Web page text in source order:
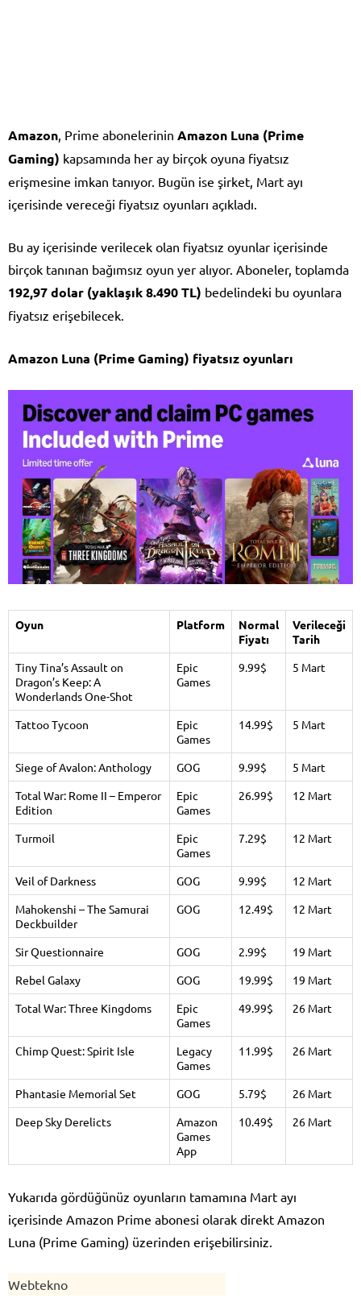
Amazon, Prime abonelerinin Amazon Luna (Prime
Gaming) kapsamında her ay birçok oyuna fiyatsız
erişmesine imkan tanıyor. Bugün ise şirket, Mart ayı
içerisinde vereceği fiyatsız oyunları açıkladı.
Bu ay içerisinde verilecek olan fiyatsız oyunlar içerisinde
birçok tanınan bağımsız oyun yer alıyor. Aboneler, toplamda
192,97 dolar (yaklaşık 8.490 TL) bedelindeki bu oyunlara
fiyatsız erişebilecek.
Amazon Luna (Prime Gaming) fiyatsız oyunları
Oyun Platform
Normal
Fiyatı
Verileceği
Tarih
Tiny Tina’s Assault on
Dragon’s Keep: A
Wonderlands One-Shot
Epic
Games
9.99$ 5 Mart
Tattoo Tycoon
Epic
Games
14.99$ 5 Mart
Siege of Avalon: Anthology GOG 9.99$
5 Mart
Total War: Rome II – Emperor
Edition
Epic
Games
26.99$ 12 Mart
Turmoil
Epic
Games
7.29$ 12 Mart
Veil of Darkness GOG 9.99$
12 Mart
Mahokenshi – The Samurai
Deckbuilder
GOG 12.49$ 12 Mart
Sir Questionnaire GOG 2.99$
19 Mart
Rebel Galaxy
GOG 19.99$
19 Mart
Total War: Three Kingdoms
Epic
Games
49.99$ 26 Mart
Chimp Quest: Spirit Isle
Legacy
Games
11.99$ 26 Mart
Phantasie Memorial Set GOG 5.79$
26 Mart
Deep Sky Derelicts
Amazon
Games
App
10.49$ 26 Mart
Yukarıda gördüğünüz oyunların tamamına Mart ayı
içerisinde Amazon Prime abonesi olarak direkt Amazon
Luna (Prime Gaming) üzerinden erişebilirsiniz.
Webtekno